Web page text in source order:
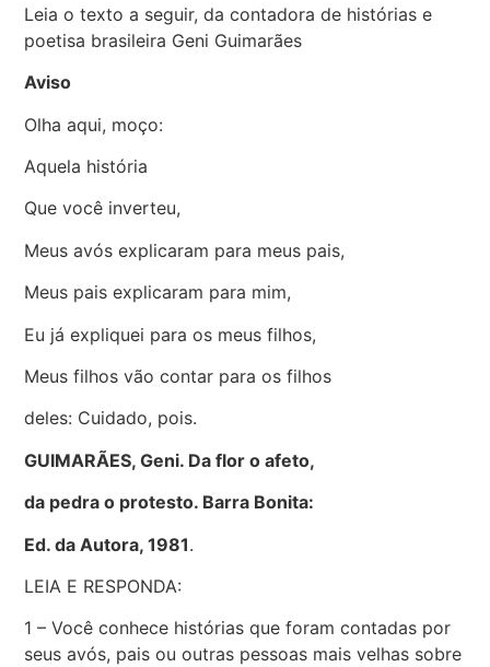
Leia o texto a seguir, da contadora de histórias e
poetisa brasileira Geni Guimarães
Aviso
Olha aqui, moço:
Aquela história
Que você inverteu,
Meus avós explicaram para meus pais,
Meus pais explicaram para mim,
Eu já expliquei para os meus filhos,
Meus filhos vão contar para os filhos
deles: Cuidado, pois.
GUIMARÃES, Geni. Da flor o afeto,
da pedra o protesto. Barra Bonita:
Ed. da Autora, 1981.
LEIA E RESPONDA:
1 – Você conhece histórias que foram contadas por
seus avós, pais ou outras pessoas mais velhas sobre